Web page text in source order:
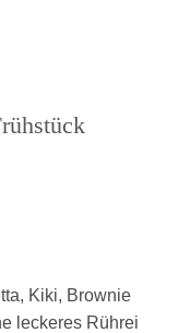
Kiki, Brownie
leckeres Rührei